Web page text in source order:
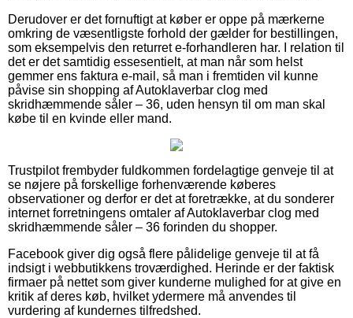
Derudover er det fornuftigt at køber er oppe på mærkerne
omkring de væsentligste forhold der gælder for bestillingen,
som eksempelvis den returret e-forhandleren har. I relation til
det er det samtidig essesentielt, at man når som helst
gemmer ens faktura e-mail, så man i fremtiden vil kunne
påvise sin shopping af Autoklaverbar clog med
skridhæmmende såler – 36, uden hensyn til om man skal
købe til en kvinde eller mand.
Trustpilot frembyder fuldkommen fordelagtige genveje til at
se nøjere på forskellige forhenværende køberes
observationer og derfor er det at foretrække, at du sonderer
internet forretningens omtaler af Autoklaverbar clog med
skridhæmmende såler – 36 forinden du shopper.
Facebook giver dig også flere pålidelige genveje til at få
indsigt i webbutikkens troværdighed. Herinde er der faktisk
firmaer på nettet som giver kunderne mulighed for at give en
kritik af deres køb, hvilket ydermere må anvendes til
vurdering af kundernes tilfredshed.